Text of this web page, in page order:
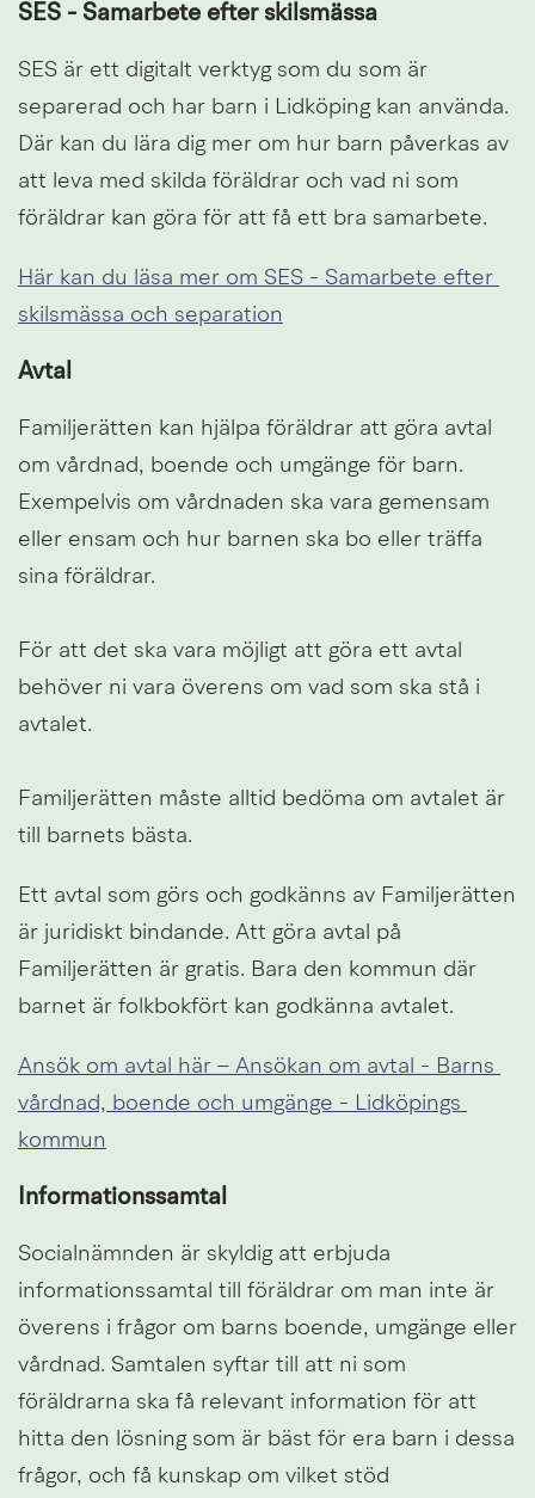
SES - Samarbete efter skilsmässa
SES är ett digitalt verktyg som du som är
separerad och har barn i Lidköping kan använda.
Där kan du lära dig mer om hur barn påverkas av
att leva med skilda föräldrar och vad ni som
föräldrar kan göra för att få ett bra samarbete.
Här kan du läsa mer om SES - Samarbete efter
skilsmässa och separation
Avtal
Familjerätten kan hjälpa föräldrar att göra avtal
om vårdnad, boende och umgänge för barn.
Exempelvis om vårdnaden ska vara gemensam
eller ensam och hur barnen ska bo eller träffa
sina föräldrar.
För att det ska vara möjligt att göra ett avtal
behöver ni vara överens om vad som ska stå i
avtalet.
Familjerätten måste alltid bedöma om avtalet är
till barnets bästa.
Ett avtal som görs och godkänns av Familjerätten
är juridiskt bindande. Att göra avtal på
Familjerätten är gratis. Bara den kommun där
barnet är folkbokfört kan godkänna avtalet.
Ansök om avtal här – Ansökan om avtal - Barns
vårdnad, boende och umgänge - Lidköpings
kommun
Informationssamtal
Socialnämnden är skyldig att erbjuda
informationssamtal till föräldrar om man inte är
överens i frågor om barns boende, umgänge eller
vårdnad. Samtalen syftar till att ni som
föräldrarna ska få relevant information för att
hitta den lösning som är bäst för era barn i dessa
frågor, och få kunskap om vilket stöd